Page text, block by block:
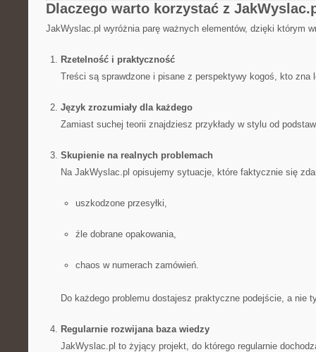
Dlaczego warto korzystać z
JakWyslac.pl wyróżnia parę ważnych elementów, dzięki którym
Rzetelność i praktyczność
Treści są sprawdzone i pisane z perspektywy kogoś, kto zna
Język zrozumiały dla każdego
Zamiast suchej teorii znajdziesz przykłady w stylu od
Skupienie na realnych problemach
Na JakWyslac.pl opisujemy sytuacje, które faktycznie się
uszkodzone przesyłki,
źle dobrane opakowania,
chaos w numerach zamówień.
Do każdego problemu dostajesz praktyczne podejście, a nie
Regularnie rozwijana baza wiedzy
JakWyslac.pl to żyjący projekt, do którego regularnie